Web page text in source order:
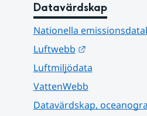
Datavärdskap
Nationella
Luftwebb
Länk till
Luftmiljödata
VattenWebb
Datavärdskap,